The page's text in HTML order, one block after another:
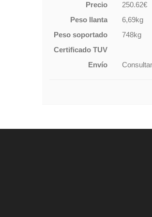
Precio
250.62€
Peso llanta
6,69kg
Peso soportado
748kg
Certificado TUV
Envío
Consultar